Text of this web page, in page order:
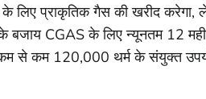
के लिए प्राकृतिक गैस की खरीद करेगा,
बजाय CGAS के लिए न्यूनतम 12
कम से कम 120,000 थर्म के संयुक्त